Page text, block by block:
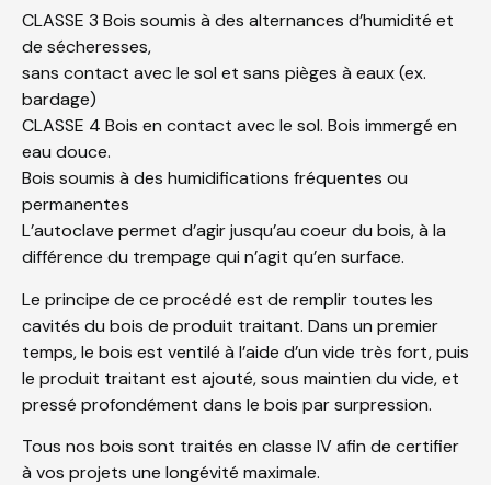
CLASSE 3 Bois soumis à des alternances d’humidité et
de sécheresses,
sans contact avec le sol et sans pièges à eaux (ex.
bardage)
CLASSE 4 Bois en contact avec le sol. Bois immergé en
eau douce.
Bois soumis à des humidifications fréquentes ou
permanentes
L’autoclave permet d’agir jusqu’au coeur du bois, à la
différence du trempage qui n’agit qu’en surface.
Le principe de ce procédé est de remplir toutes les
cavités du bois de produit traitant. Dans un premier
temps, le bois est ventilé à l’aide d’un vide très fort, puis
le produit traitant est ajouté, sous maintien du vide, et
pressé profondément dans le bois par surpression.
Tous nos bois sont traités en classe IV afin de certifier
à vos projets une longévité maximale.